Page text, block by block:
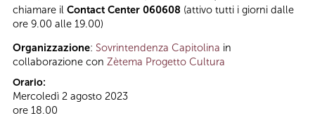
chiamare il Contact Center 060608 (attivo tutti i giorni dalle
ore 9.00 alle 19.00)
Organizzazione: Sovrintendenza Capitolina in
collaborazione con Zètema Progetto Cultura
Orario:
Mercoledì 2 agosto 2023
ore 18.00